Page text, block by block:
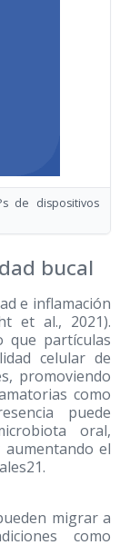
de dispositivos
bucal
e inflamación
et al., 2021).
que partículas
celular de
promoviendo
como
puede
oral,
el
migrar a
como